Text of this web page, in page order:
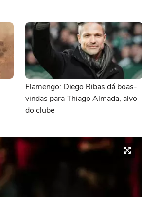
Flamengo: Diego Ribas dá boas-
vindas para Thiago Almada, alvo
do clube